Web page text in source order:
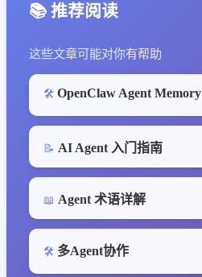
📚 推荐阅读
这些文章可能对你有帮助
🛠️ OpenClaw Agent Memory
📝 AI Agent 入门指南
📖 Agent 术语详解
🛠️ 多Agent协作